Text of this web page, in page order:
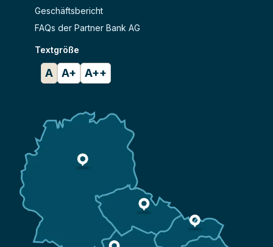
Geschäftsbericht
FAQs der Partner Bank AG
Textgröße
A A+ A++